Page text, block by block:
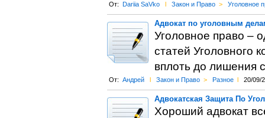
От: Dariia SaVko l Закон и Право > Уголовное
Адвокат по уголовным
Уголовное право –
статей Уголовного
вплоть до лишения
От: Андрей l Закон и Право > Разное l 20/09/
Адвокатская Защита По
Хороший адвокат